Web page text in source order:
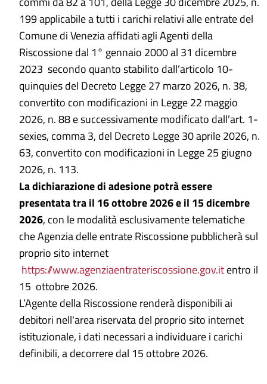
199 applicabile a tutti i carichi relativi alle entrate del
Comune di Venezia affidati agli Agenti della
Riscossione dal 1° gennaio 2000 al 31 dicembre
2023 secondo quanto stabilito dall’articolo 10-
quinquies del Decreto Legge 27 marzo 2026, n. 38,
convertito con modificazioni in Legge 22 maggio
2026, n. 88 e successivamente modificato dall’art. 1-
sexies, comma 3, del Decreto Legge 30 aprile 2026, n.
63, convertito con modificazioni in Legge 25 giugno
2026, n. 113.
La dichiarazione di adesione potrà essere
presentata tra il 16 ottobre 2026 e il 15 dicembre
2026, con le modalità esclusivamente telematiche
che Agenzia delle entrate Riscossione pubblicherà sul
proprio sito internet
https://www.agenziaentrateriscossione.gov.itentro il
15 ottobre 2026.
L’Agente della Riscossione renderà disponibili ai
debitori nell'area riservata del proprio sito internet
istituzionale, i dati necessari a individuare i carichi
definibili, a decorrere dal 15 ottobre 2026.